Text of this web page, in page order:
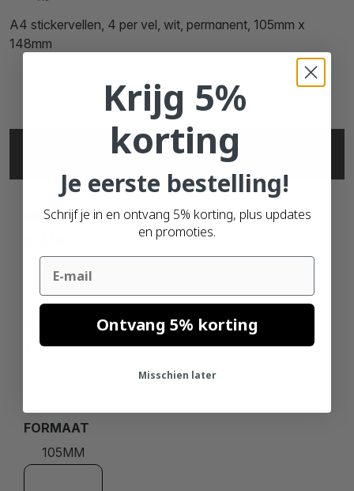
A4 stickervellen, 4 per vel, wit, permanent, 105mm x
148mm
SPECIFICATIES
MERK
AANTAL PER VEL
FORMAAT
105MM
Krijg 5%
korting
Je eerste bestelling!
Schrijf je in en ontvang 5% korting, plus updates
en promoties.
Email
Ontvang 5% korting
Misschien later